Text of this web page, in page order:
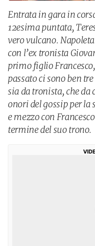
Entrata in gara in
12esima puntata,
vero vulcano.
con l’ex tronista
primo figlio
passato ci sono ben
sia da tronista, che da
onori del gossip per la
e mezzo con
termine del suo trono.